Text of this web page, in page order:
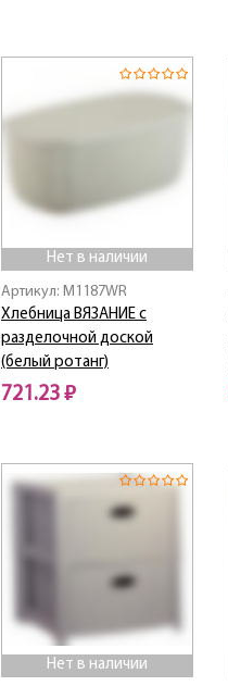
Нет в наличии
Артикул: M1187WR
Хлебница ВЯЗАНИЕ с
разделочной доской
(белый ротанг)
721.23 ₽
Нет в наличии